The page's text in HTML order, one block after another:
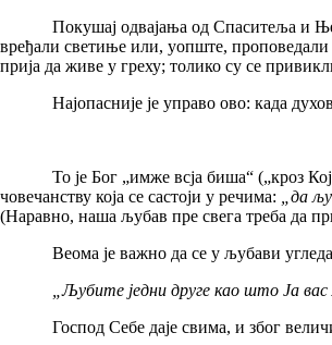
Покушај одвајања од Спаситеља и
вређали светиње или, уопште,
прија да живе у греху; толико су се
Најопасније је управо ово: када
То је Бог „имже всја биша“ („кроз
човечанству која се састоји у речима:
„да
(Наравно, наша љубав пре свега треба да
Веома је важно да се у љубави
„Љубите једни друге као што Ја вас
Господ Себе даје свима, и због